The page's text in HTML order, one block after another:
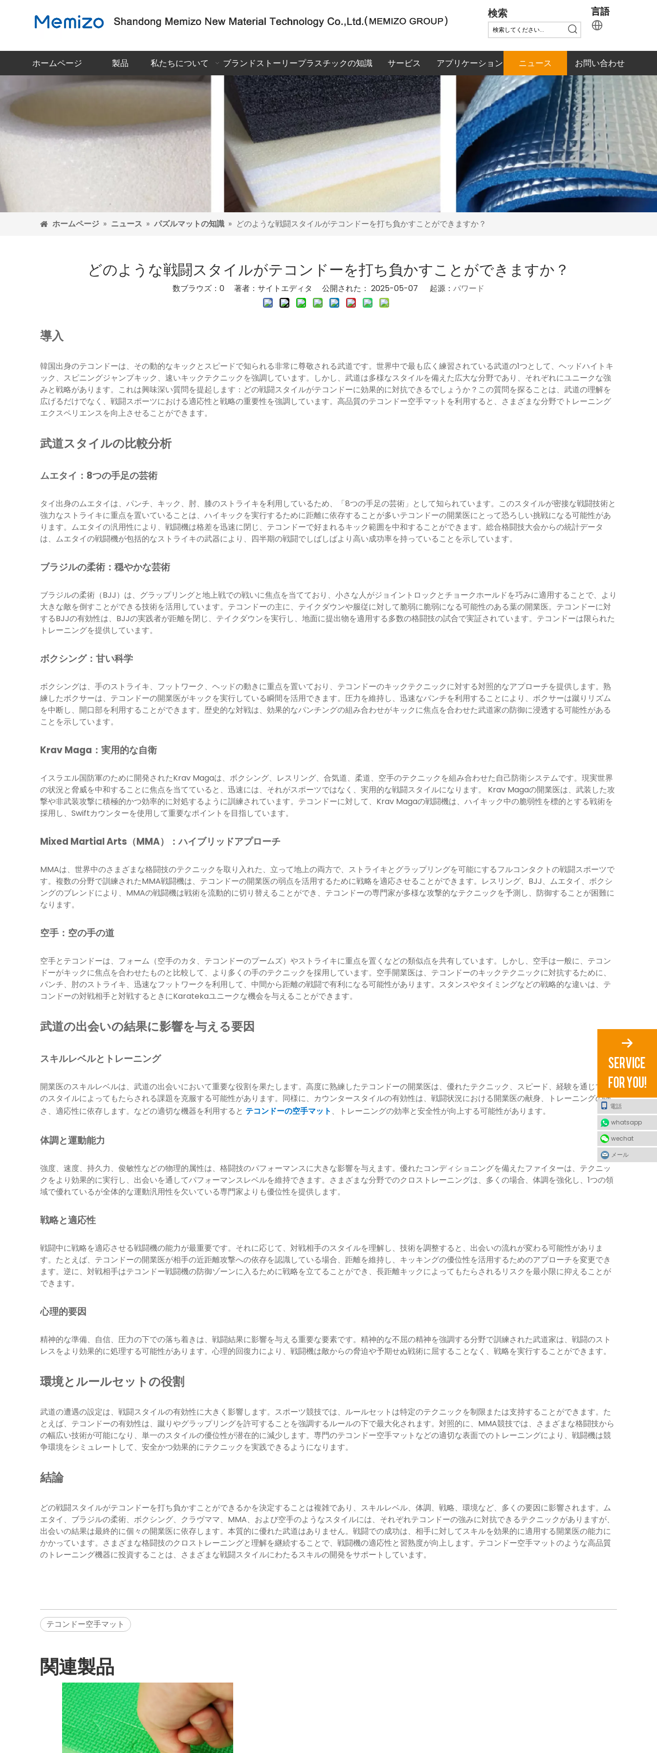
検索 言語
ホームページ 製品 私たちについて ブランドストーリープラスチックの知識 サービス アプリケーション ニュース お問い合わせ
ホームページ » ニュース » パズルマットの知識 » どのような戦闘スタイルがテコンドーを打ち負かすことができますか？
どのような戦闘スタイルがテコンドーを打ち負かすことができますか？
数ブラウズ： 0 著者：サイトエディタ 公開された： 2025-05-07 起源： パワード
導入
韓国出身のテコンドーは、その動的なキックとスピードで知られる非常に尊敬される武道です。世界中で最も広く練習されている武道の1つとして、ヘッドハイトキ
ック、スピニングジャンプキック、速いキックテクニックを強調しています。しかし、武道は多様なスタイルを備えた広大な分野であり、それぞれにユニークな強
みと戦略があります。これは興味深い質問を提起します：どの戦闘スタイルがテコンドーに効果的に対抗できるでしょうか？この質問を探ることは、武道の理解を
広げるだけでなく、戦闘スポーツにおける適応性と戦略の重要性を強調しています。高品質のテコンドー空手マットを利用すると、さまざまな分野でトレーニング
エクスペリエンスを向上させることができます。
武道スタイルの比較分析
ムエタイ：8つの手足の芸術
タイ出身のムエタイは、パンチ、キック、肘、膝のストライキを利用しているため、「8つの手足の芸術」として知られています。このスタイルが密接な戦闘技術と
強力なストライキに重点を置いていることは、ハイキックを実行するために距離に依存することが多いテコンドーの開業医にとって恐ろしい挑戦になる可能性があ
ります。ムエタイの汎用性により、戦闘機は格差を迅速に閉じ、テコンドーで好まれるキック範囲を中和することができます。総合格闘技大会からの統計データ
は、ムエタイの戦闘機が包括的なストライキの武器により、四半期の戦闘でしばしばより高い成功率を持っていることを示しています。
ブラジルの柔術：穏やかな芸術
ブラジルの柔術（BJJ）は、グラップリングと地上戦での戦いに焦点を当てており、小さな人がジョイントロックとチョークホールドを巧みに適用することで、より
大きな敵を倒すことができる技術を活用しています。テコンドーの主に、テイクダウンや服従に対して脆弱に脆弱になる可能性のある葉の開業医。テコンドーに対
するBJJの有効性は、BJJの実践者が距離を閉じ、テイクダウンを実行し、地面に提出物を適用する多数の格闘技の試合で実証されています。テコンドーは限られた
トレーニングを提供しています。
ボクシング：甘い科学
ボクシングは、手のストライキ、フットワーク、ヘッドの動きに重点を置いており、テコンドーのキックテクニックに対する対照的なアプローチを提供します。熟
練したボクサーは、テコンドーの開業医がキックを実行している瞬間を活用できます。圧力を維持し、迅速なパンチを利用することにより、ボクサーは蹴りリズム
を中断し、開口部を利用することができます。歴史的な対戦は、効果的なパンチングの組み合わせがキックに焦点を合わせた武道家の防御に浸透する可能性がある
ことを示しています。
Krav Maga：実用的な自衛
イスラエル国防軍のために開発されたKrav Magaは、ボクシング、レスリング、合気道、柔道、空手のテクニックを組み合わせた自己防衛システムです。現実世界
の状況と脅威を中和することに焦点を当てていると、迅速には、それがスポーツではなく、実用的な戦闘スタイルになります。 Krav Magaの開業医は、武装した攻
撃や非武装攻撃に積極的かつ効率的に対処するように訓練されています。テコンドーに対して、Krav Magaの戦闘機は、ハイキック中の脆弱性を標的とする戦術を
採用し、Swiftカウンターを使用して重要なポイントを目指しています。
Mixed Martial Arts（MMA）：ハイブリッドアプローチ
MMAは、世界中のさまざまな格闘技のテクニックを取り入れた、立って地上の両方で、ストライキとグラップリングを可能にするフルコンタクトの戦闘スポーツで
す。複数の分野で訓練されたMMA戦闘機は、テコンドーの開業医の弱点を活用するために戦略を適応させることができます。レスリング、BJJ、ムエタイ、ボクシ
ングのブレンドにより、MMAの戦闘機は戦術を流動的に切り替えることができ、テコンドーの専門家が多様な攻撃的なテクニックを予測し、防御することが困難に
なります。
空手：空の手の道
空手とテコンドーは、フォーム（空手のカタ、テコンドーのプームズ）やストライキに重点を置くなどの類似点を共有しています。しかし、空手は一般に、テコン
ドーがキックに焦点を合わせたものと比較して、より多くの手のテクニックを採用しています。空手開業医は、テコンドーのキックテクニックに対抗するために、
パンチ、肘のストライキ、迅速なフットワークを利用して、中間から距離の戦闘で有利になる可能性があります。スタンスやタイミングなどの戦略的な違いは、テ
コンドーの対戦相手と対戦するときにKaratekaユニークな機会を与えることができます。
武道の出会いの結果に影響を与える要因
スキルレベルとトレーニング
開業医のスキルレベルは、武道の出会いにおいて重要な役割を果たします。高度に熟練したテコンドーの開業医は、優れたテクニック、スピード、経験を通じて他
のスタイルによってもたらされる課題を克服する可能性があります。同様に、カウンタースタイルの有効性は、戦闘状況における開業医の献身、トレーニングの強
さ、適応性に依存します。などの適切な機器を利用すると テコンドーの空手マット 、トレーニングの効率と安全性が向上する可能性があります。
体調と運動能力
強度、速度、持久力、俊敏性などの物理的属性は、格闘技のパフォーマンスに大きな影響を与えます。優れたコンディショニングを備えたファイターは、テクニッ
クをより効果的に実行し、出会いを通してパフォーマンスレベルを維持できます。さまざまな分野でのクロストレーニングは、多くの場合、体調を強化し、1つの領
域で優れているが全体的な運動汎用性を欠いている専門家よりも優位性を提供します。
戦略と適応性
戦闘中に戦略を適応させる戦闘機の能力が最重要です。それに応じて、対戦相手のスタイルを理解し、技術を調整すると、出会いの流れが変わる可能性がありま
す。たとえば、テコンドーの開業医が相手の近距離攻撃への依存を認識している場合、距離を維持し、キッキングの優位性を活用するためのアプローチを変更でき
ます。逆に、対戦相手はテコンドー戦闘機の防御ゾーンに入るために戦略を立てることができ、長距離キックによってもたらされるリスクを最小限に抑えることが
できます。
心理的要因
精神的な準備、自信、圧力の下での落ち着きは、戦闘結果に影響を与える重要な要素です。精神的な不屈の精神を強調する分野で訓練された武道家は、戦闘のスト
レスをより効果的に処理する可能性があります。心理的回復力により、戦闘機は敵からの脅迫や予期せぬ戦術に屈することなく、戦略を実行することができます。
環境とルールセットの役割
武道の遭遇の設定は、戦闘スタイルの有効性に大きく影響します。スポーツ競技では、ルールセットは特定のテクニックを制限または支持することができます。た
とえば、テコンドーの有効性は、蹴りやグラップリングを許可することを強調するルールの下で最大化されます。対照的に、MMA競技では、さまざまな格闘技から
の幅広い技術が可能になり、単一のスタイルの優位性が潜在的に減少します。専門のテコンドー空手マットなどの適切な表面でのトレーニングにより、戦闘機は競
争環境をシミュレートして、安全かつ効果的にテクニックを実践できるようになります。
結論
どの戦闘スタイルがテコンドーを打ち負かすことができるかを決定することは複雑であり、スキルレベル、体調、戦略、環境など、多くの要因に影響されます。ム
エタイ、ブラジルの柔術、ボクシング、クラヴママ、MMA、および空手のようなスタイルには、それぞれテコンドーの強みに対抗できるテクニックがありますが、
出会いの結果は最終的に個々の開業医に依存します。本質的に優れた武道はありません。戦闘での成功は、相手に対してスキルを効果的に適用する開業医の能力に
かかっています。さまざまな格闘技のクロストレーニングと理解を継続することで、戦闘機の適応性と習熟度が向上します。テコンドー空手マットのような高品質
のトレーニング機器に投資することは、さまざまな戦闘スタイルにわたるスキルの開発をサポートしています。
テコンドー空手マット
関連製品
電話
whatsapp
wechat
メール